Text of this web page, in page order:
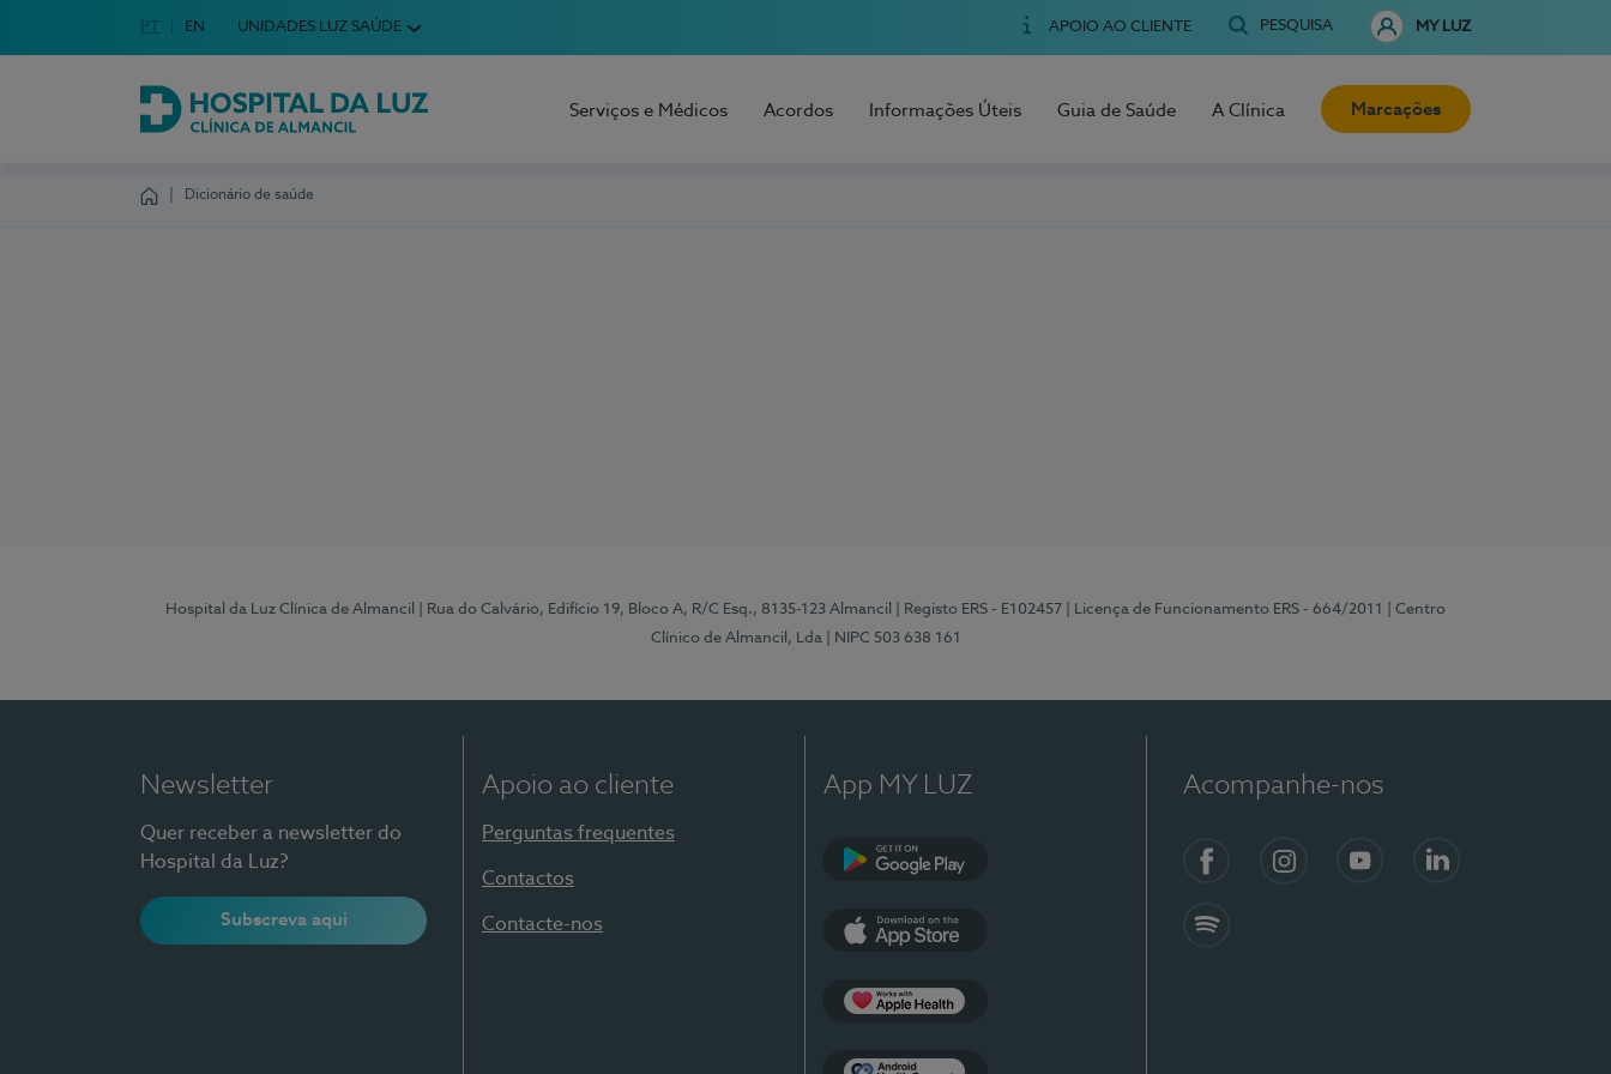
Escolha o seu idioma
Idioma em Português
PT English Language
EN UNIDADES LUZ SAÚDE APOIO AO CLIENTE PESQUISA MY LUZ
Hospital da Luz Clínica de Almancil
Serviços e Médicos Acordos Informações Úteis Guia de Saúde A Clínica Marcações
Dicionário de saúde
Hospital da Luz Clínica de Almancil | Rua do Calvário, Edifício 19, Bloco A, R/C Esq., 8135-123 Almancil | Registo ERS - E102457 | Licença de Funcionamento ERS - 664/2011
| Centro
Clínico de Almancil, Lda
| NIPC 503 638 161
Newsletter
Quer receber a newsletter do
Hospital da Luz?
Subscreva aqui
Apoio ao cliente
Perguntas frequentes
Contactos
Contacte-nos
App MY LUZ Acompanhe-nos